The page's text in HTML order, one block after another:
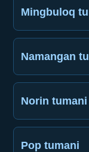
Mingbuloq
Namangan
Norin tumani
Pop tumani